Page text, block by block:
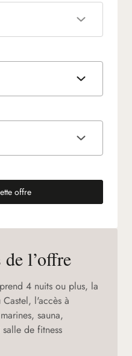
offre
onglet)
l’offre
4 nuits ou plus, la
Castel, l'accès à
sauna,
de fitness